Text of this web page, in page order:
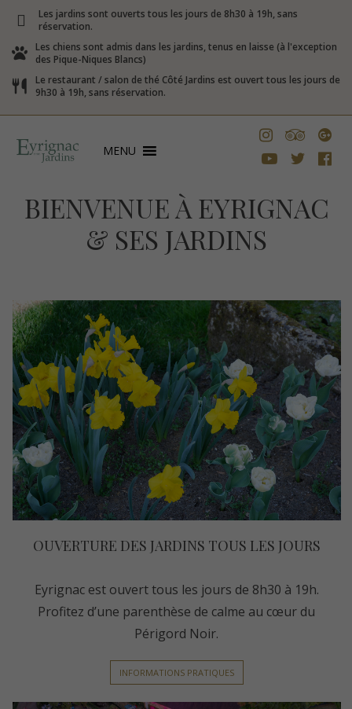
Les jardins sont ouverts tous les jours de 8h30 à 19h, sans
réservation.
Les chiens sont admis dans les jardins, tenus en laisse (à l'exception
des Pique-Niques Blancs)
Le restaurant / salon de thé Côté Jardins est ouvert tous les jours de
9h30 à 19h, sans réservation.
MENU
BIENVENUE À EYRIGNAC
& SES JARDINS
OUVERTURE DES JARDINS TOUS LES JOURS
Eyrignac est ouvert tous les jours de 8h30 à 19h.
Profitez d’une parenthèse de calme au cœur du
Périgord Noir.
INFORMATIONS PRATIQUES